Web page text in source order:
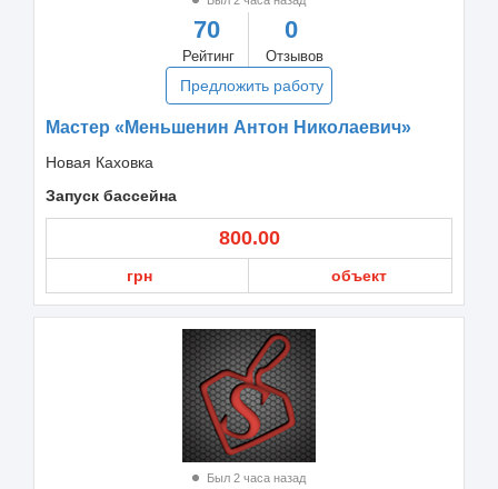
70
Рейтинг
0
Отзывов
Предложить работу
Мастер «Меньшенин Антон Николаевич»
Новая Каховка
Запуск бассейна
800.00
грн объект
Был 2 часа назад